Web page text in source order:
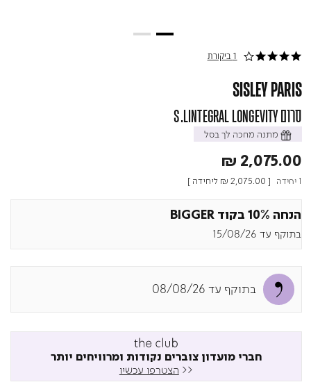
4.0 star rating 1 ביקורת
SISLEY PARIS
סרום S.LINTEGRAL LONGEVITY
מתנה מחכה לך בסל
₪ 2,075.00
1 יחידה [
₪ 2,075.00 ליחידה ]
הנחה 10% בקוד BIGGER
בתוקף עד 15/08/26
בתוקף עד 08/08/26
חברי מועדון צוברים נקודות ומרוויחים יותר
<< הצטרפו עכשיו